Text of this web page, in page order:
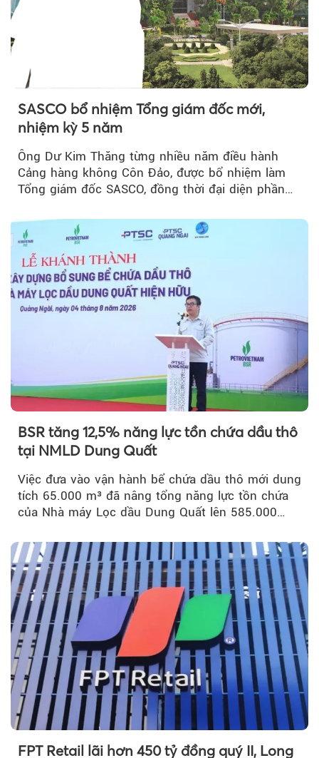
SASCO bổ nhiệm Tổng giám đốc mới,
nhiệm kỳ 5 năm
Ông Dư Kim Thăng từng nhiều năm điều hành
Cảng hàng không Côn Đảo, được bổ nhiệm làm
Tổng giám đốc SASCO, đồng thời đại diện phần
BSR tăng 12,5% năng lực tồn chứa dầu thô
tại NMLD Dung Quất
Việc đưa vào vận hành bể chứa dầu thô mới dung
tích 65.000 m³ đã nâng tổng năng lực tồn chứa
của Nhà máy Lọc dầu Dung Quất lên 585.000
FPT Retail lãi hơn 450 tỷ đồng quý II, Long